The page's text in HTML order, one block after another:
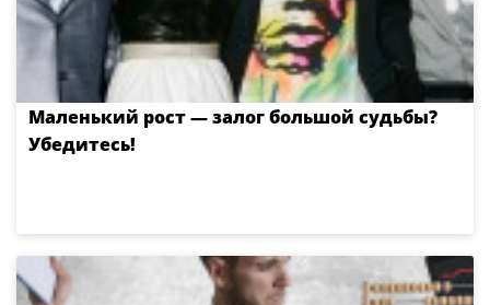
Маленький рост — залог большой судьбы?
Убедитесь!